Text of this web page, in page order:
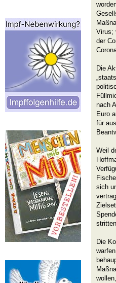
Virus;
der
Die
nach
Euro
für
Weil
sich
Die